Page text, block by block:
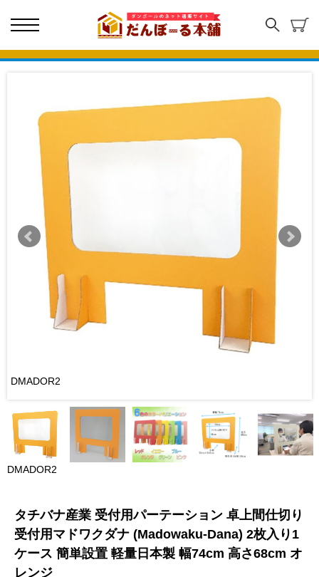
DMADOR2
DMADOR2
タチバナ産業 受付用パーテーション 卓上間仕切り
受付用マドワクダナ (Madowaku-Dana) 2枚入り1
ケース 簡単設置 軽量日本製 幅74cm 高さ68cm オ
レンジ